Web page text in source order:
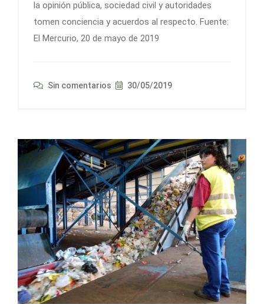
la opinión pública, sociedad civil y autoridades
tomen conciencia y acuerdos al respecto. Fuente:
El Mercurio, 20 de mayo de 2019
Sin comentarios 30/05/2019